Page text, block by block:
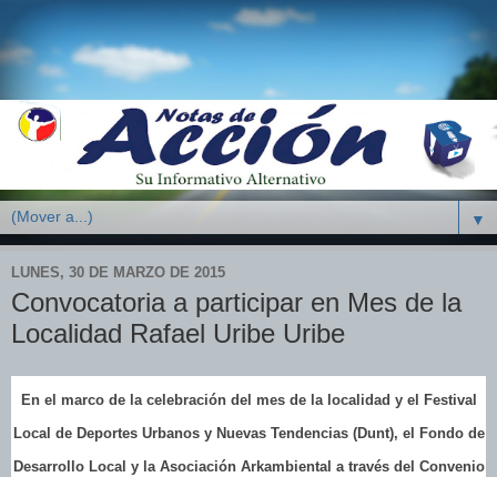
▼
LUNES, 30 DE MARZO DE 2015
Convocatoria a participar en Mes de la
Localidad Rafael Uribe Uribe
En el marco de la celebración del mes de la localidad y el Festival
Local de Deportes Urbanos y Nuevas Tendencias (Dunt), el Fondo de
Desarrollo Local y la Asociación Arkambiental a través del Convenio